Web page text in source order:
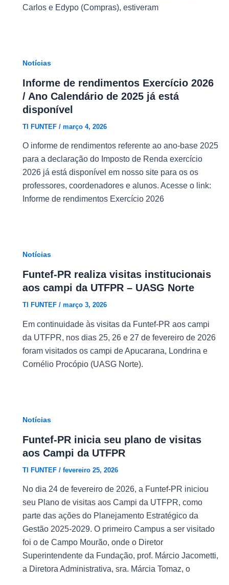
Carlos e Edypo (Compras), estiveram
Notícias
Informe de rendimentos Exercício 2026
/ Ano Calendário de 2025 já está
disponível
TI FUNTEF / março 4, 2026
O informe de rendimentos referente ao ano-base 2025
para a declaração do Imposto de Renda exercício
2026 já está disponível em nosso site para os os
professores, coordenadores e alunos. Acesse o link:
Informe de rendimentos Exercício 2026
Notícias
Funtef-PR realiza visitas institucionais
aos campi da UTFPR – UASG Norte
TI FUNTEF / março 3, 2026
Em continuidade às visitas da Funtef-PR aos campi
da UTFPR, nos dias 25, 26 e 27 de fevereiro de 2026
foram visitados os campi de Apucarana, Londrina e
Cornélio Procópio (UASG Norte).
Notícias
Funtef-PR inicia seu plano de visitas
aos Campi da UTFPR
TI FUNTEF / fevereiro 25, 2026
No dia 24 de fevereiro de 2026, a Funtef-PR iniciou
seu Plano de visitas aos Campi da UTFPR, como
parte das ações do Planejamento Estratégico da
Gestão 2025-2029. O primeiro Campus a ser visitado
foi o de Campo Mourão, onde o Diretor
Superintendente da Fundação, prof. Márcio Jacometti,
a Diretora Administrativa, sra. Márcia Tomaz, o